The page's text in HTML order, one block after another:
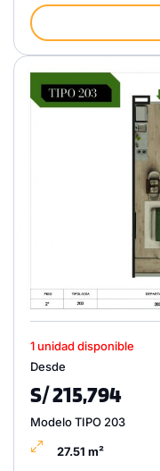
1 unidad disponible
Desde
S/ 215,794
Modelo TIPO 203
27.51 m²